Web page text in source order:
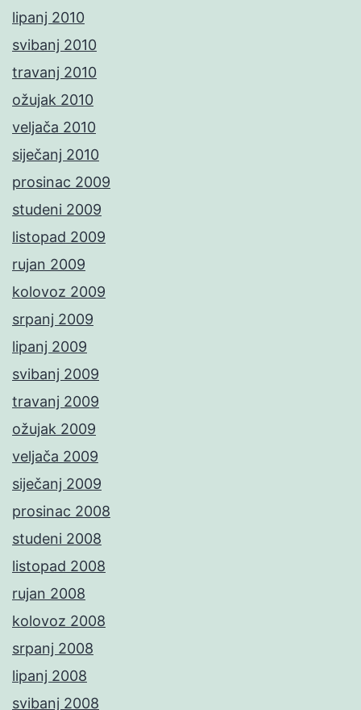
lipanj 2010
svibanj 2010
travanj 2010
ožujak 2010
veljača 2010
siječanj 2010
prosinac 2009
studeni 2009
listopad 2009
rujan 2009
kolovoz 2009
srpanj 2009
lipanj 2009
svibanj 2009
travanj 2009
ožujak 2009
veljača 2009
siječanj 2009
prosinac 2008
studeni 2008
listopad 2008
rujan 2008
kolovoz 2008
srpanj 2008
lipanj 2008
svibanj 2008